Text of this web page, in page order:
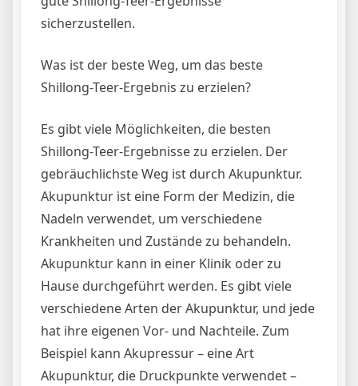
sicherzustellen.
Was ist der beste Weg, um das beste
Shillong-Teer-Ergebnis zu erzielen?
Es gibt viele Möglichkeiten, die besten
Shillong-Teer-Ergebnisse zu erzielen. Der
gebräuchlichste Weg ist durch Akupunktur.
Akupunktur ist eine Form der Medizin, die
Nadeln verwendet, um verschiedene
Krankheiten und Zustände zu behandeln.
Akupunktur kann in einer Klinik oder zu
Hause durchgeführt werden. Es gibt viele
verschiedene Arten der Akupunktur, und jede
hat ihre eigenen Vor- und Nachteile. Zum
Beispiel kann Akupressur – eine Art
Akupunktur, die Druckpunkte verwendet –